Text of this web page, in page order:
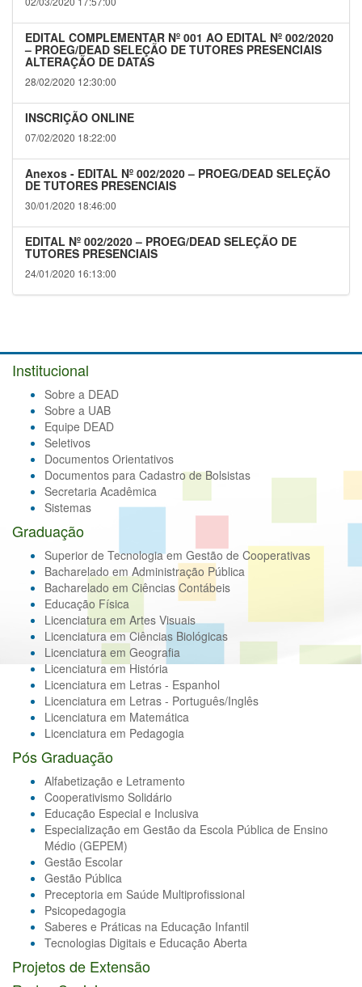
EDITAL COMPLEMENTAR Nº 001 AO EDITAL Nº 002/2020
– PROEG/DEAD SELEÇÃO DE TUTORES PRESENCIAIS
ALTERAÇÃO DE DATAS
28/02/2020 12:30:00
INSCRIÇÃO ONLINE
07/02/2020 18:22:00
Anexos - EDITAL Nº 002/2020 – PROEG/DEAD SELEÇÃO
DE TUTORES PRESENCIAIS
30/01/2020 18:46:00
EDITAL Nº 002/2020 – PROEG/DEAD SELEÇÃO DE
TUTORES PRESENCIAIS
24/01/2020 16:13:00
Institucional
Sobre a DEAD
Sobre a UAB
Equipe DEAD
Seletivos
Documentos Orientativos
Documentos para Cadastro de Bolsistas
Secretaria Acadêmica
Sistemas
Graduação
Superior de Tecnologia em Gestão de Cooperativas
Bacharelado em Administração Pública
Bacharelado em Ciências Contábeis
Educação Física
Licenciatura em Artes Visuais
Licenciatura em Ciências Biológicas
Licenciatura em Geografia
Licenciatura em História
Licenciatura em Letras - Espanhol
Licenciatura em Letras - Português/Inglês
Licenciatura em Matemática
Licenciatura em Pedagogia
Pós Graduação
Alfabetização e Letramento
Cooperativismo Solidário
Educação Especial e Inclusiva
Especialização em Gestão da Escola Pública de Ensino
Médio (GEPEM)
Gestão Escolar
Gestão Pública
Preceptoria em Saúde Multiprofissional
Psicopedagogia
Saberes e Práticas na Educação Infantil
Tecnologias Digitais e Educação Aberta
Projetos de Extensão